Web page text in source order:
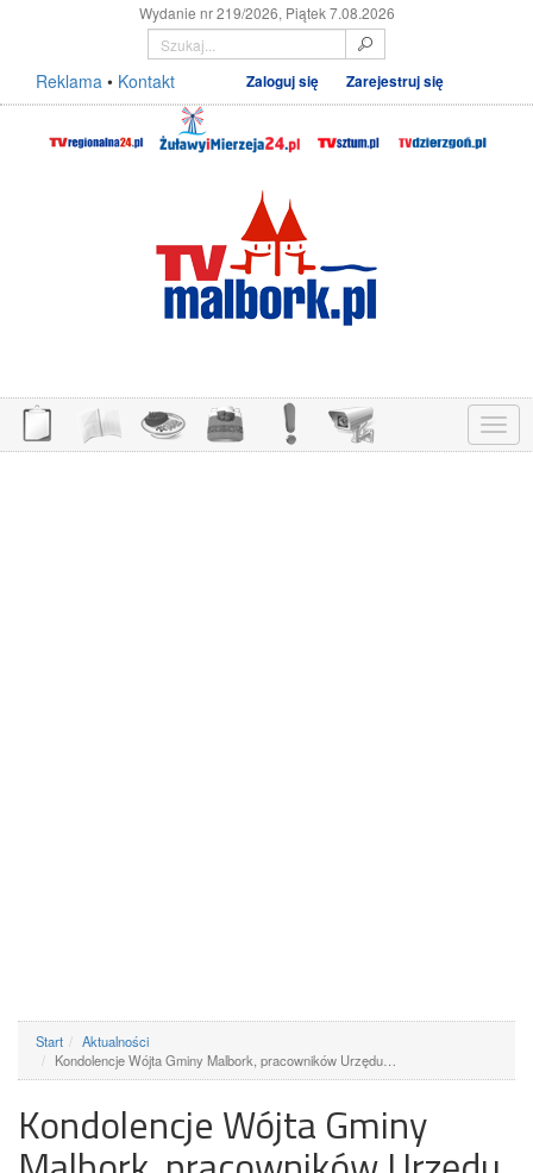
Wydanie nr 219/2026, Piątek 7.08.2026
Reklama • Kontakt Zaloguj się Zarejestruj się
Menu
Start
Aktualności
Kondolencje Wójta Gminy Malbork, pracowników Urzędu…
Kondolencje Wójta Gminy